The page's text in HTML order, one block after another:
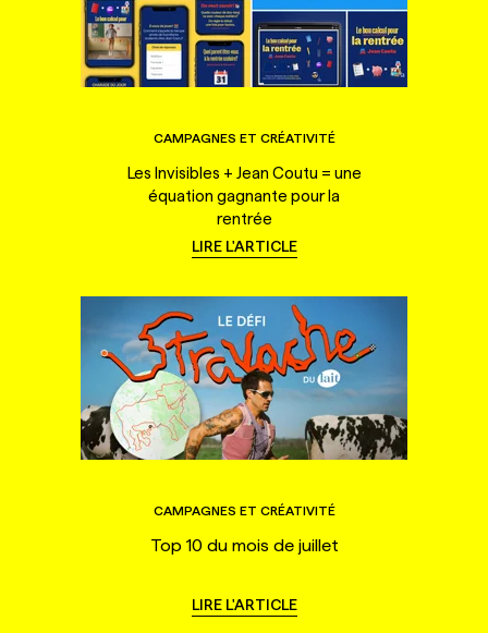
CAMPAGNES ET CRÉATIVITÉ
Les Invisibles + Jean Coutu = une
équation gagnante pour la
rentrée
LIRE L'ARTICLE
CAMPAGNES ET CRÉATIVITÉ
Top 10 du mois de juillet
LIRE L'ARTICLE